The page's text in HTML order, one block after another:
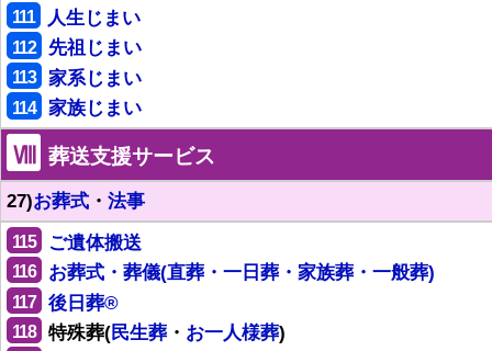
111 人生じまい
112 先祖じまい
113 家系じまい
114 家族じまい
Ⅷ 葬送支援サービス
27)お葬式・ 法事
115 ご遺体搬送
116 お葬式・葬儀(直葬・一日葬・家族葬・一般葬)
117 後日葬®
118 特殊葬(民生葬・ お一人様葬)